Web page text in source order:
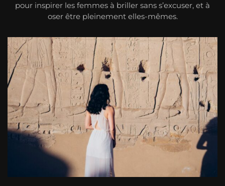
pour inspirer les femmes à briller sans s’excuser, et à
oser être pleinement elles-mêmes.